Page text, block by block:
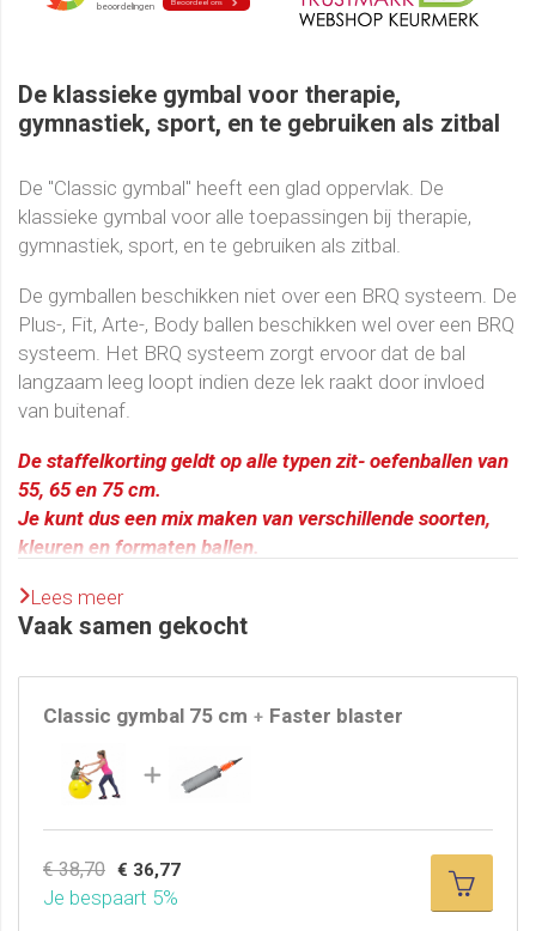
De klassieke gymbal voor therapie,
gymnastiek, sport, en te gebruiken als zitbal
De "Classic gymbal" heeft een glad oppervlak. De
klassieke gymbal voor alle toepassingen bij therapie,
gymnastiek, sport, en te gebruiken als zitbal.
De gymballen beschikken niet over een BRQ systeem. De
Plus-, Fit, Arte-, Body ballen beschikken wel over een BRQ
systeem. Het BRQ systeem zorgt ervoor dat de bal
langzaam leeg loopt indien deze lek raakt door invloed
van buitenaf.
De staffelkorting geldt op alle typen zit- oefenballen van
55, 65 en 75 cm.
Je kunt dus een mix maken van verschillende soorten,
kleuren en formaten ballen.
Welke type bal of welke maat bal heb ik nodig?
Klikhiervoor de maattabel en informatie over welke type
Klik hier voor gratis 5 opdrachtkaarten voor op de zitbal.
Waarom zou ik voor een Gymnic gymbal kiezen?
Gymnic gym- zit- oefenballen zijn er in vele afmetingen,
voldoende stabiliteit heeft zodat je er niet te diep in zakt,
ook is de bal mooi rond. De Gymnic producten worden in
Lees meer
Vaak samen gekocht
Classic gymbal 75 cm + Faster blaster
€ 38,70 € 36,77
Je bespaart 5%